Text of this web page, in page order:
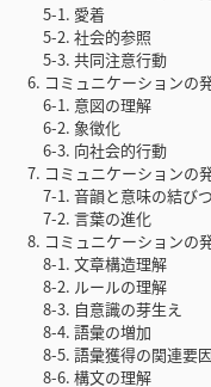
5-1. 愛着
5-2. 社会的参照
5-3. 共同注意行動
6. コミュニケーションの
6-1. 意図の理解
6-2. 象徴化
6-3. 向社会的行動
7. コミュニケーションの
7-1. 音韻と意味の結び
7-2. 言葉の進化
8. コミュニケーションの
8-1. 文章構造理解
8-2. ルールの理解
8-3. 自意識の芽生え
8-4. 語彙の増加
8-5. 語彙獲得の関連要因
8-6. 構文の理解